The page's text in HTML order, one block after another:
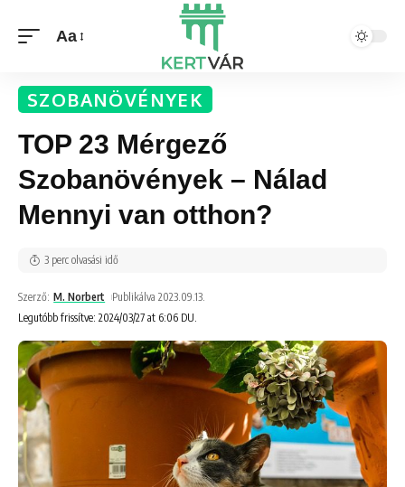
Aa
SZOBANÖVÉNYEK
TOP 23 Mérgező
Szobanövények – Nálad
Mennyi van otthon?
Legutóbb frissítve: 2024/03/27 at 6:06 DU.
Szerző: M. Norbert Publikálva 2023.09.13.
3 perc olvasási idő